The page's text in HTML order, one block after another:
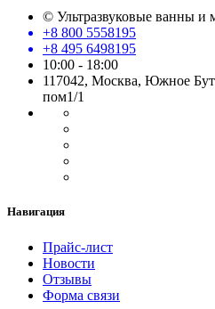
© Ультразвуковые ванны и
+8 800 5558195
+8 495 6498195
10:00 - 18:00
117042, Москва, Южное
пом1/1
Навигация
Прайс-лист
Новости
Отзывы
Форма связи